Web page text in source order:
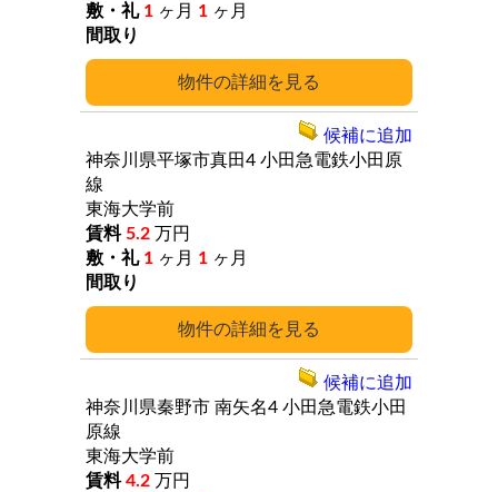
詳細
1 ヶ月 1 ヶ月
詳細
神奈川県平塚市真田4 小田急電鉄小田原
線
東海大学前
5.2 万円
1 ヶ月 1 ヶ月
候補に追加
神奈川県秦野市 南矢名4 小田急電鉄小田
原線
東海大学前
4.2 万円
候補に追加